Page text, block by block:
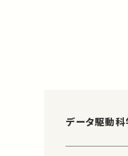
データ駆動